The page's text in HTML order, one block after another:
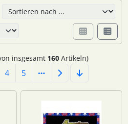
insgesamt 160Artikeln)
4 5